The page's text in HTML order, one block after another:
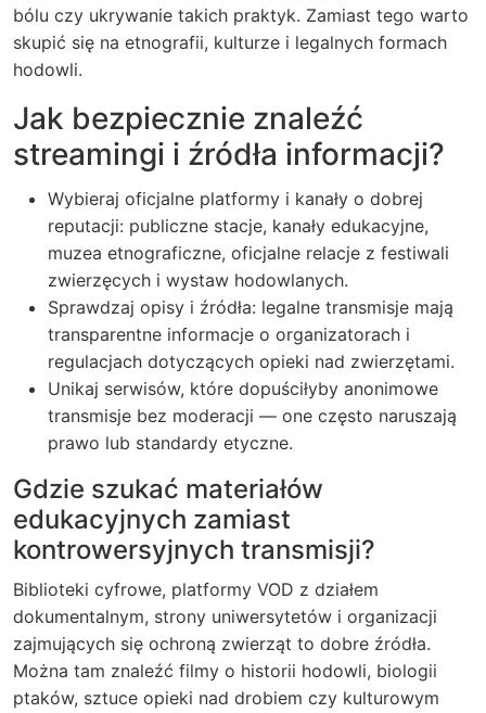
bólu czy ukrywanie takich praktyk. Zamiast tego warto
skupić się na etnografii, kulturze i legalnych formach
hodowli.
Jak bezpiecznie znaleźć
streamingi i źródła informacji?
Wybieraj oficjalne platformy i kanały o dobrej
reputacji: publiczne stacje, kanały edukacyjne,
muzea etnograficzne, oficjalne relacje z festiwali
zwierzęcych i wystaw hodowlanych.
Sprawdzaj opisy i źródła: legalne transmisje mają
transparentne informacje o organizatorach i
regulacjach dotyczących opieki nad zwierzętami.
Unikaj serwisów, które dopuściłyby anonimowe
transmisje bez moderacji — one często naruszają
prawo lub standardy etyczne.
Gdzie szukać materiałów
edukacyjnych zamiast
kontrowersyjnych transmisji?
Biblioteki cyfrowe, platformy VOD z działem
dokumentalnym, strony uniwersytetów i organizacji
zajmujących się ochroną zwierząt to dobre źródła.
Można tam znaleźć filmy o historii hodowli, biologii
ptaków, sztuce opieki nad drobiem czy kulturowym